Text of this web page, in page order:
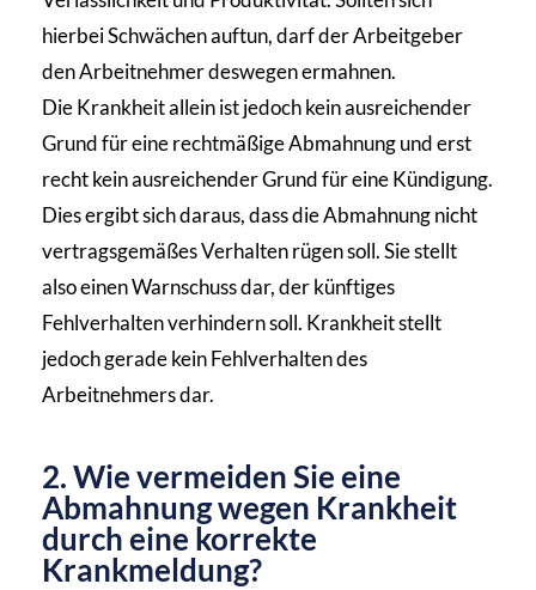
hierbei Schwächen auftun, darf der Arbeitgeber
den Arbeitnehmer deswegen ermahnen.
Die Krankheit allein ist jedoch kein ausreichender
Grund für eine rechtmäßige Abmahnung und erst
recht kein ausreichender Grund für eine Kündigung.
Dies ergibt sich daraus, dass die Abmahnung nicht
vertragsgemäßes Verhalten rügen soll. Sie stellt
also einen Warnschuss dar, der künftiges
Fehlverhalten verhindern soll. Krankheit stellt
jedoch gerade kein Fehlverhalten des
Arbeitnehmers dar.
2. Wie vermeiden Sie eine
Abmahnung wegen Krankheit
durch eine korrekte
Krankmeldung?